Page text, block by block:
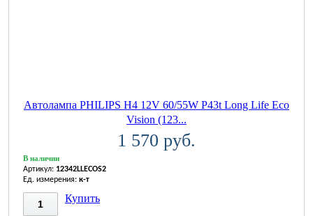
Автолампа PHILIPS H4 12V 60/55W P43t Long Life Eco
Vision (123...
1 570 руб.
В наличии
Артикул: 12342LLECOS2
Ед. измерения: к-т
Купить